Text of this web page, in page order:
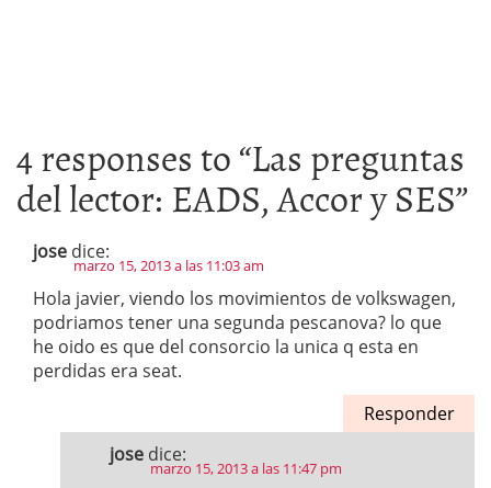
4 responses to “Las preguntas
del lector: EADS, Accor y SES”
jose dice:
marzo 15, 2013 a las 11:03 am
Hola javier, viendo los movimientos de volkswagen,
podriamos tener una segunda pescanova? lo que
he oido es que del consorcio la unica q esta en
perdidas era seat.
Responder
jose dice:
marzo 15, 2013 a las 11:47 pm